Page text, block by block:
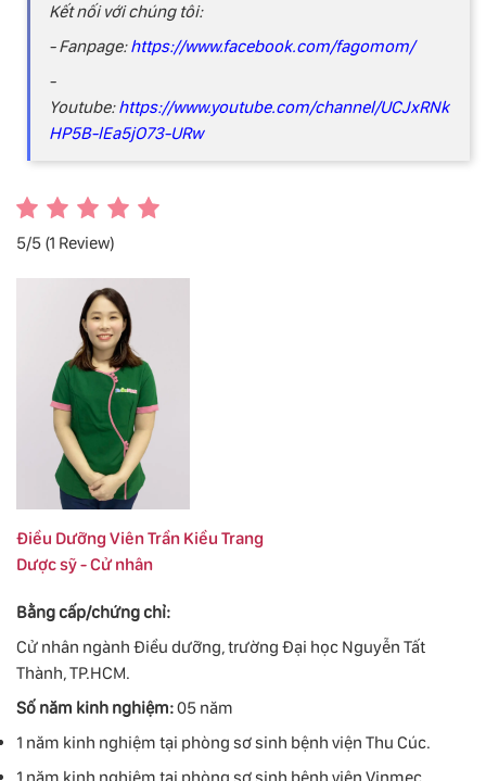
Kết nối với chúng tôi:
- Fanpage:https://www.facebook.com/fagomom/
-
Youtube:https://www.youtube.com/channel/UCJxRNk
HP5B-lEa5jO73-URw
5/5 (1 Review)
Điều Dưỡng Viên Trần Kiều Trang
Dược sỹ - Cử nhân
Bằng cấp/chứng chỉ:
Cử nhân ngành Điều dưỡng, trường Đại học Nguyễn Tất
Thành, TP.HCM.
Số năm kinh nghiệm:05 năm
1 năm kinh nghiệm tại phòng sơ sinh bệnh viện Thu Cúc.